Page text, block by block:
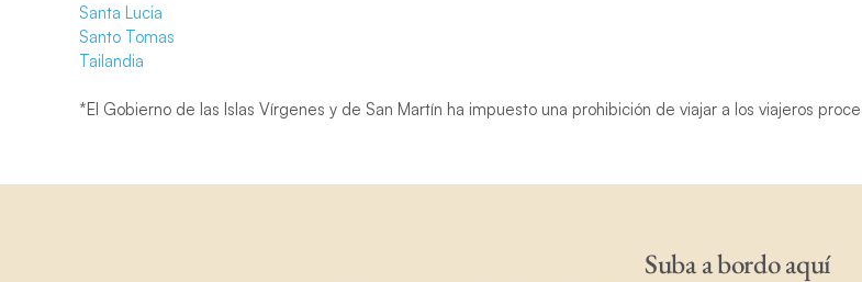
Santa Lucia
Santo Tomas
Tailandia
*El Gobierno de las Islas Vírgenes y de San Martín ha impuesto una prohibición de viajar a los viajeros
Suba a bordo aquí